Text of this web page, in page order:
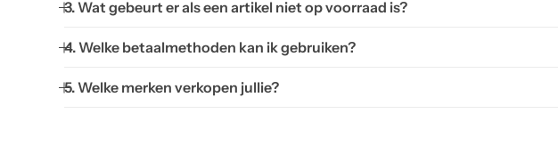
3. Wat gebeurt er als een artikel niet op voorraad is?
4. Welke betaalmethoden kan ik gebruiken?
5. Welke merken verkopen jullie?